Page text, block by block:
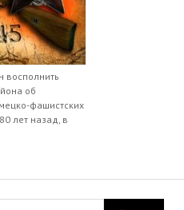
восполнить
об
фашистских
лет назад, в